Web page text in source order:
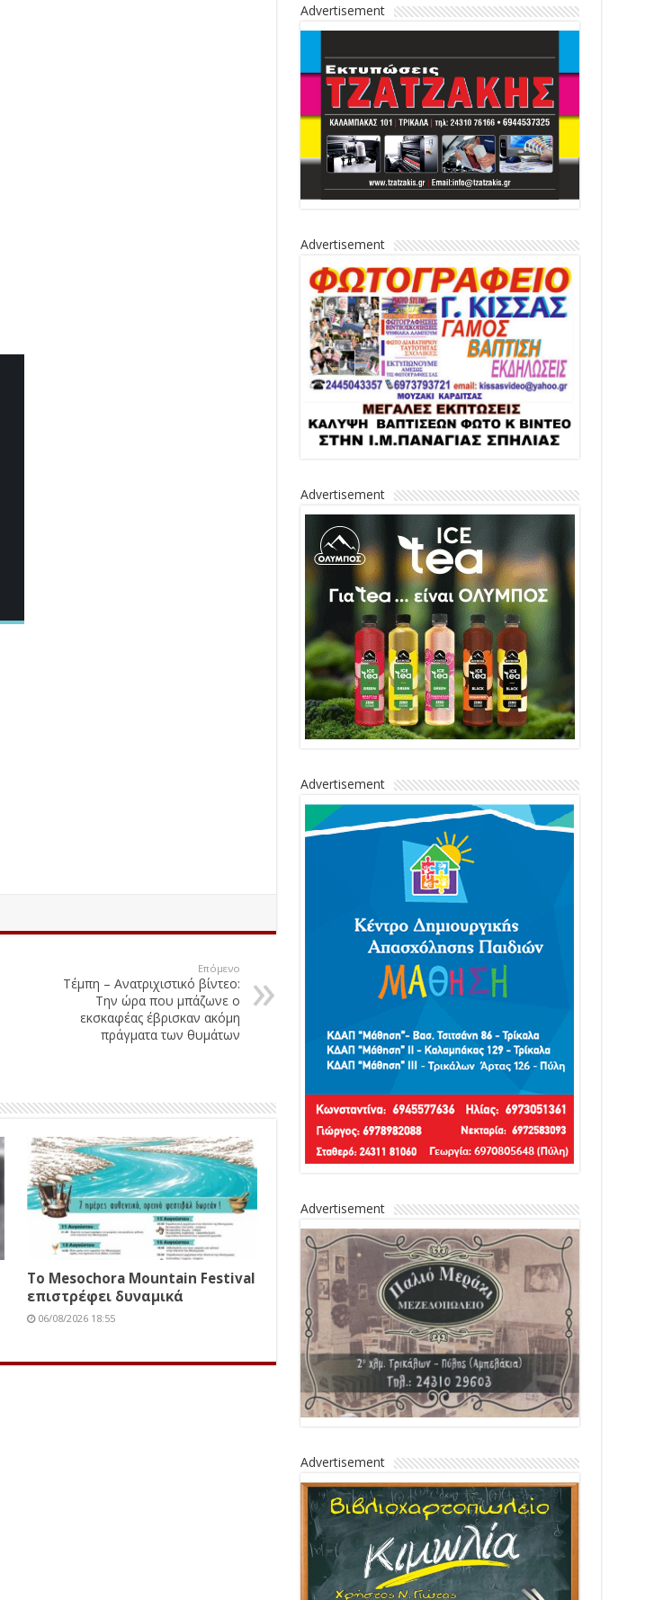
Επόμενο
Τέμπη – Ανατριχιστικό βίντεο:
Την ώρα που μπάζωνε ο
εκσκαφέας έβρισκαν ακόμη
πράγματα των θυμάτων
Το Mesochora Mountain Festival
επιστρέφει δυναμικά
06/08/2026 18:55
Advertisement
Advertisement
Advertisement
Advertisement
Advertisement
Advertisement